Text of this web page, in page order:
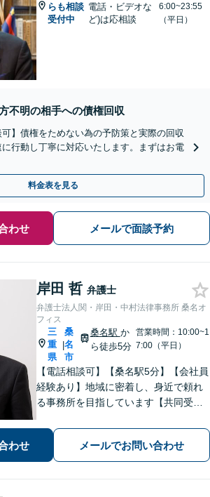
らも相談
受付中
電話・ビデオな
ど)は応相談
6:00~23:55
（平日）
不明の相手への債権回収
可】債権をためない為の予防策と実際の回収
行動し丁寧に対応いたします。まずはお電
料金表を見る
わせ メールで面談予約
岸田 哲 弁護士
弁護士法人関・岸田・中村法律事務所 桑名オ
フィス
三
重
県
|
桑
名
市
桑名駅 か
ら徒歩5分
営業時間：10:00~1
7:00（平日）
【電話相談可】【桑名駅5分】【会社員
経験あり】地域に密着し、身近で頼れ
る事務所を目指しています【共同受任
全力を尽くします。一人で悩まず、お
気軽にご相談ください【夜間土日相談
可（要予約）】
わせ メールでお問い合わせ